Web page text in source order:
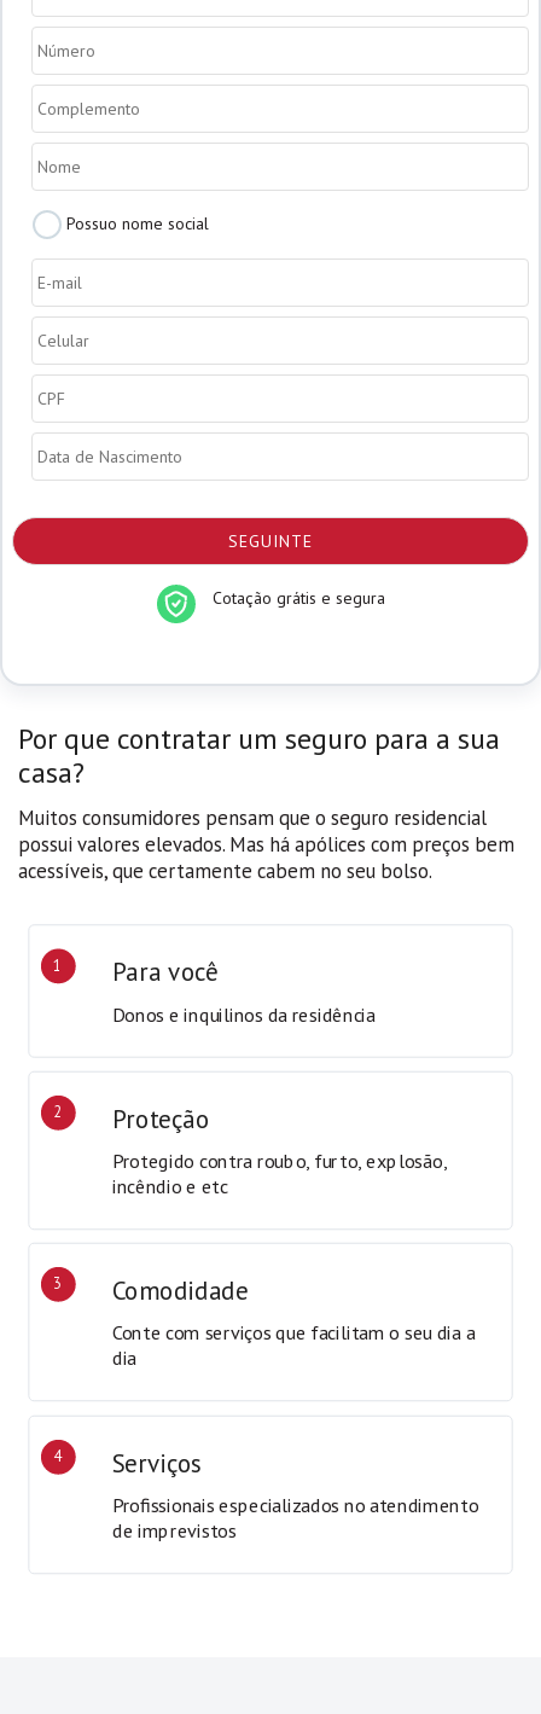
Possuo
nome
social
Possuo nome social
mail *
de
Nascimento *
Cotação grátis e segura
Por que contratar um seguro para a sua
casa?
Muitos consumidores pensam que o seguro residencial
possui valores elevados. Mas há apólices com preços bem
acessíveis, que certamente cabem no seu bolso.
1 Para você
Donos e inquilinos da residência
2 Proteção
Protegido contra roubo, furto, explosão,
incêndio e etc
3 Comodidade
Conte com serviços que facilitam o seu dia a
dia
4 Serviços
Profissionais especializados no atendimento
de imprevistos